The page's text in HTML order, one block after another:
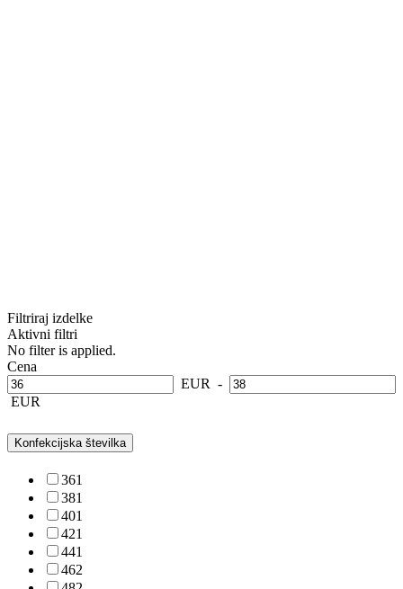
Filtriraj izdelke
Aktivni filtri
No filter is applied.
Cena
EUR -
EUR
Konfekcijska številka
361
381
401
421
441
462